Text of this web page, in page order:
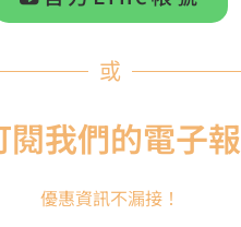
或
閱我們的電子報
優惠資訊不漏接！